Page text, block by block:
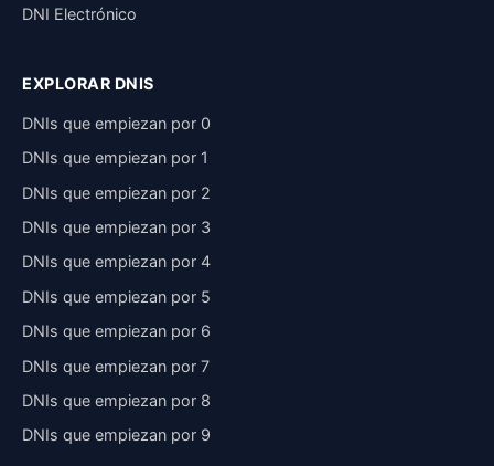
DNI Electrónico
EXPLORAR DNIS
DNIs que empiezan por 0
DNIs que empiezan por 1
DNIs que empiezan por 2
DNIs que empiezan por 3
DNIs que empiezan por 4
DNIs que empiezan por 5
DNIs que empiezan por 6
DNIs que empiezan por 7
DNIs que empiezan por 8
DNIs que empiezan por 9